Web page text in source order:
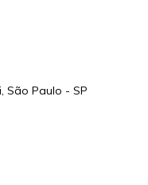
São Paulo - SP